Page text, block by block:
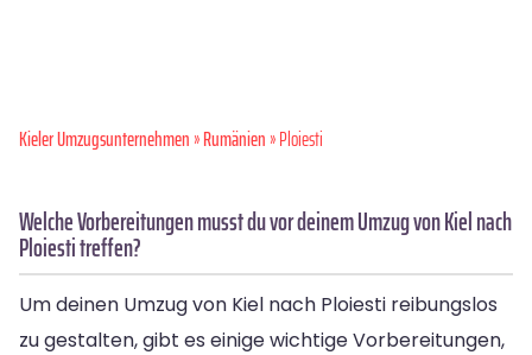
Kieler Umzugsunternehmen»Rumänien» Ploiesti
Welche Vorbereitungen musst du vor deinem Umzug von Kiel nach
Ploiesti treffen?
Um deinen Umzug von Kiel nach Ploiesti reibungslos
zu gestalten, gibt es einige wichtige Vorbereitungen,